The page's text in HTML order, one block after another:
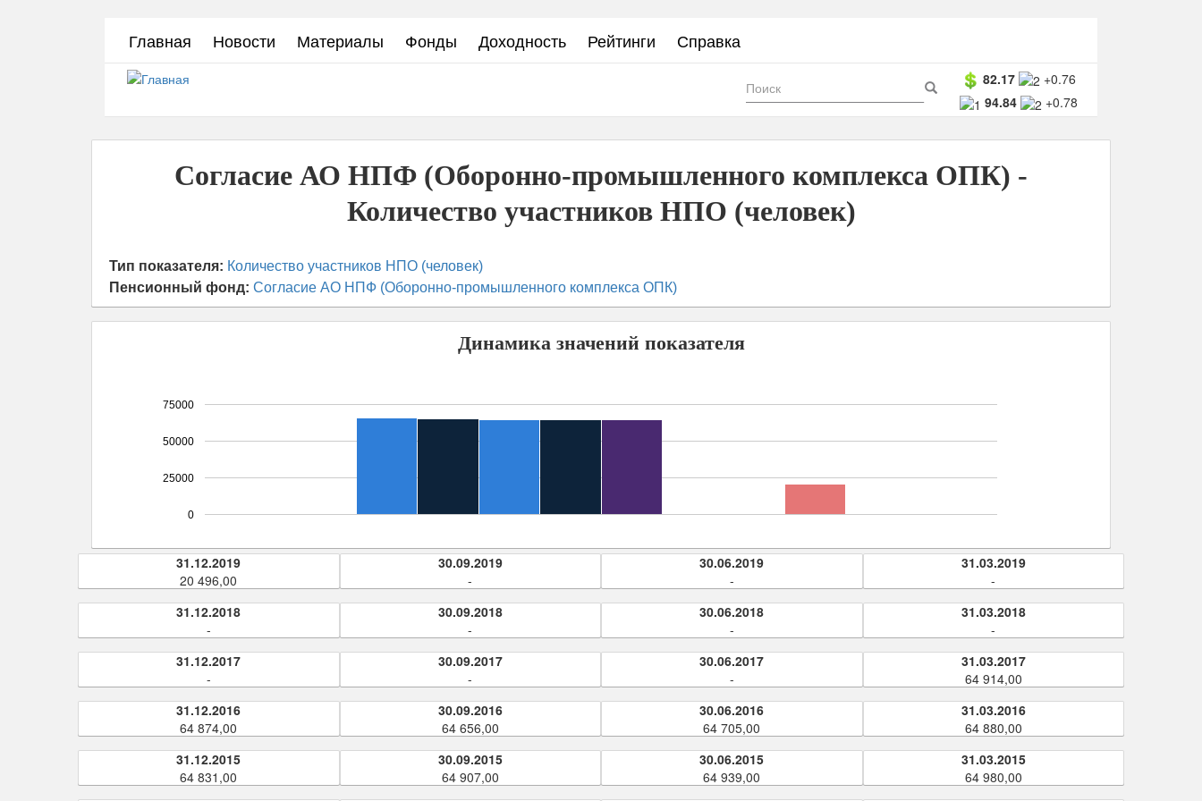
Главная Новости Материалы Фонды Доходность Рейтинги Справка
82.17
+0.76
94.84
+0.78
Форма
поиска Поиск
Согласие АО НПФ (Оборонно-промышленного комплекса ОПК) -
Количество участников НПО (человек)
Тип показателя: Количество участников НПО (человек)
Пенсионный фонд: Согласие АО НПФ (Оборонно-промышленного комплекса ОПК)
Динамика значений показателя
0
25000
50000
75000
31.12.2019
20 496,00
30.09.2019
-
30.06.2019
-
31.03.2019
-
31.12.2018
-
30.09.2018
-
30.06.2018
-
31.03.2018
-
31.12.2017
-
30.09.2017
-
30.06.2017
-
31.03.2017
64 914,00
31.12.2016
64 874,00
30.09.2016
64 656,00
30.06.2016
64 705,00
31.03.2016
64 880,00
31.12.2015
64 831,00
30.09.2015
64 907,00
30.06.2015
64 939,00
31.03.2015
64 980,00